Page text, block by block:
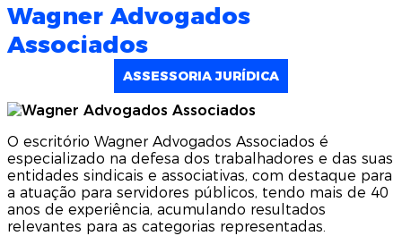
Wagner Advogados
Associados
ASSESSORIA JURÍDICA
O escritório Wagner Advogados Associados é
especializado na defesa dos trabalhadores e das suas
entidades sindicais e associativas, com destaque para
a atuação para servidores públicos, tendo mais de 40
anos de experiência, acumulando resultados
relevantes para as categorias representadas.